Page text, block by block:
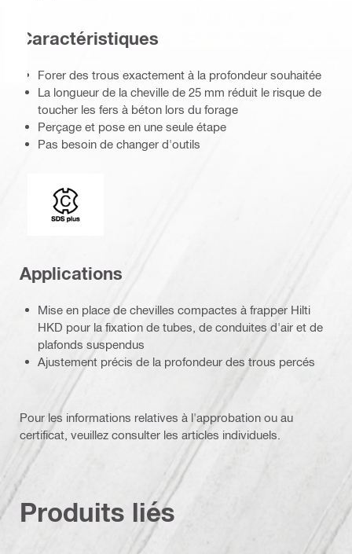
Caractéristiques
Forer des trous exactement à la profondeur souhaitée
La longueur de la cheville de 25 mm réduit le risque de
toucher les fers à béton lors du forage
Perçage et pose en une seule étape
Pas besoin de changer d'outils
Extrémité de connexion
Applications
Mise en place de chevilles compactes à frapper Hilti
HKD pour la fixation de tubes, de conduites d'air et de
plafonds suspendus
Ajustement précis de la profondeur des trous percés
Pour les informations relatives à l'approbation ou au
certificat, veuillez consulter les articles individuels.
Produits liés